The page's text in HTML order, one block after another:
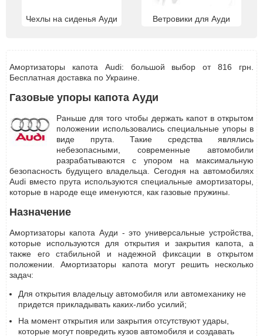
Чехлы на сиденья Ауди Ветровики для Ауди
Амортизаторы капота Audi: большой выбор от 816 грн.
Бесплатная доставка по Украине.
Газовые упоры капота Ауди
Раньше для того чтобы держать капот в открытом
положении использовались специальные упоры в
виде прута. Такие средства являлись
небезопасными, современные автомобили
разрабатываются с упором на максимальную
безопасность будущего владельца. Сегодня на автомобилях
Audi вместо прута используются специальные амортизаторы,
которые в народе еще именуются, как газовые пружины.
Назначение
Амортизаторы капота Ауди - это универсальные устройства,
которые используются для открытия и закрытия капота, а
также его стабильной и надежной фиксации в открытом
положении. Амортизаторы капота могут решить несколько
задач:
Для открытия владельцу автомобиля или автомеханику не
придется прикладывать каких-либо усилий;
На момент открытия или закрытия отсутствуют удары,
которые могут повредить кузов автомобиля и создавать